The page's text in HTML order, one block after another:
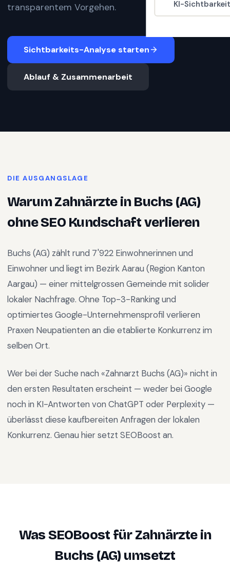
KI-
transparentem Vorgehen.
Sichtbarkeits-Analyse starten
Ablauf & Zusammenarbeit
DIE AUSGANGSLAGE
WarumZahnärzteinBuchs (AG)
ohne SEO Kundschaft verlieren
Buchs (AG) zählt rund 7'922 Einwohnerinnen und
Einwohner und liegt im Bezirk Aarau (Region Kanton
Aargau) — einer mittelgrossen Gemeinde mit solider
lokaler Nachfrage. Ohne Top-3-Ranking und
optimiertes Google-Unternehmensprofil verlieren
Praxen Neupatienten an die etablierte Konkurrenz im
selben Ort.
Wer bei der Suche nach «Zahnarzt Buchs (AG)» nicht in
den ersten Resultaten erscheint — weder bei Google
noch in KI-Antworten von ChatGPT oder Perplexity —
überlässt diese kaufbereiten Anfragen der lokalen
Konkurrenz. Genau hier setzt SEOBoost an.
Was SEOBoost fürZahnärztein
Buchs (AG)umsetzt